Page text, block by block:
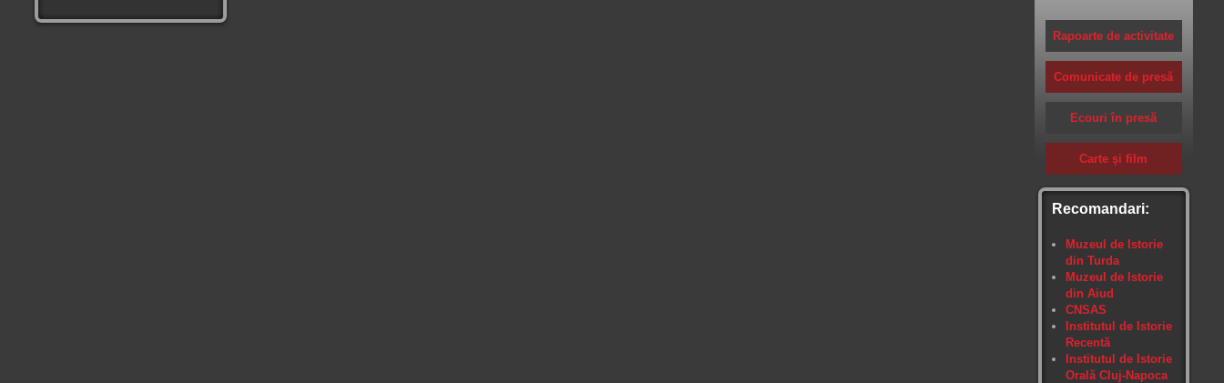
Rapoarte de activitate
Comunicate de presă
Ecouri în presă
Carte şi film
Recomandari:
Muzeul de Istorie
din Turda
Muzeul de Istorie
din Aiud
CNSAS
Institutul de Istorie
Recentă
Institutul de Istorie
Orală Cluj-Napoca